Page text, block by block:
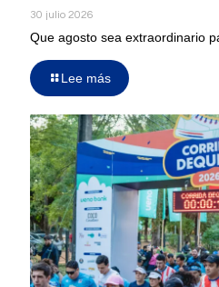
30 julio 2026
Que agosto sea extraordinario
Lee más